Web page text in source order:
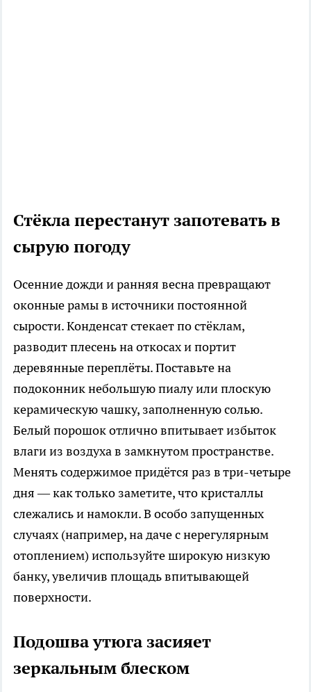
Стёкла перестанут запотевать в
сырую погоду
Осенние дожди и ранняя весна превращают
оконные рамы в источники постоянной
сырости. Конденсат стекает по стёклам,
разводит плесень на откосах и портит
деревянные переплёты. Поставьте на
подоконник небольшую пиалу или плоскую
керамическую чашку, заполненную солью.
Белый порошок отлично впитывает избыток
влаги из воздуха в замкнутом пространстве.
Менять содержимое придётся раз в три-четыре
дня — как только заметите, что кристаллы
слежались и намокли. В особо запущенных
случаях (например, на даче с нерегулярным
отоплением) используйте широкую низкую
банку, увеличив площадь впитывающей
поверхности.
Подошва утюга засияет
зеркальным блеском